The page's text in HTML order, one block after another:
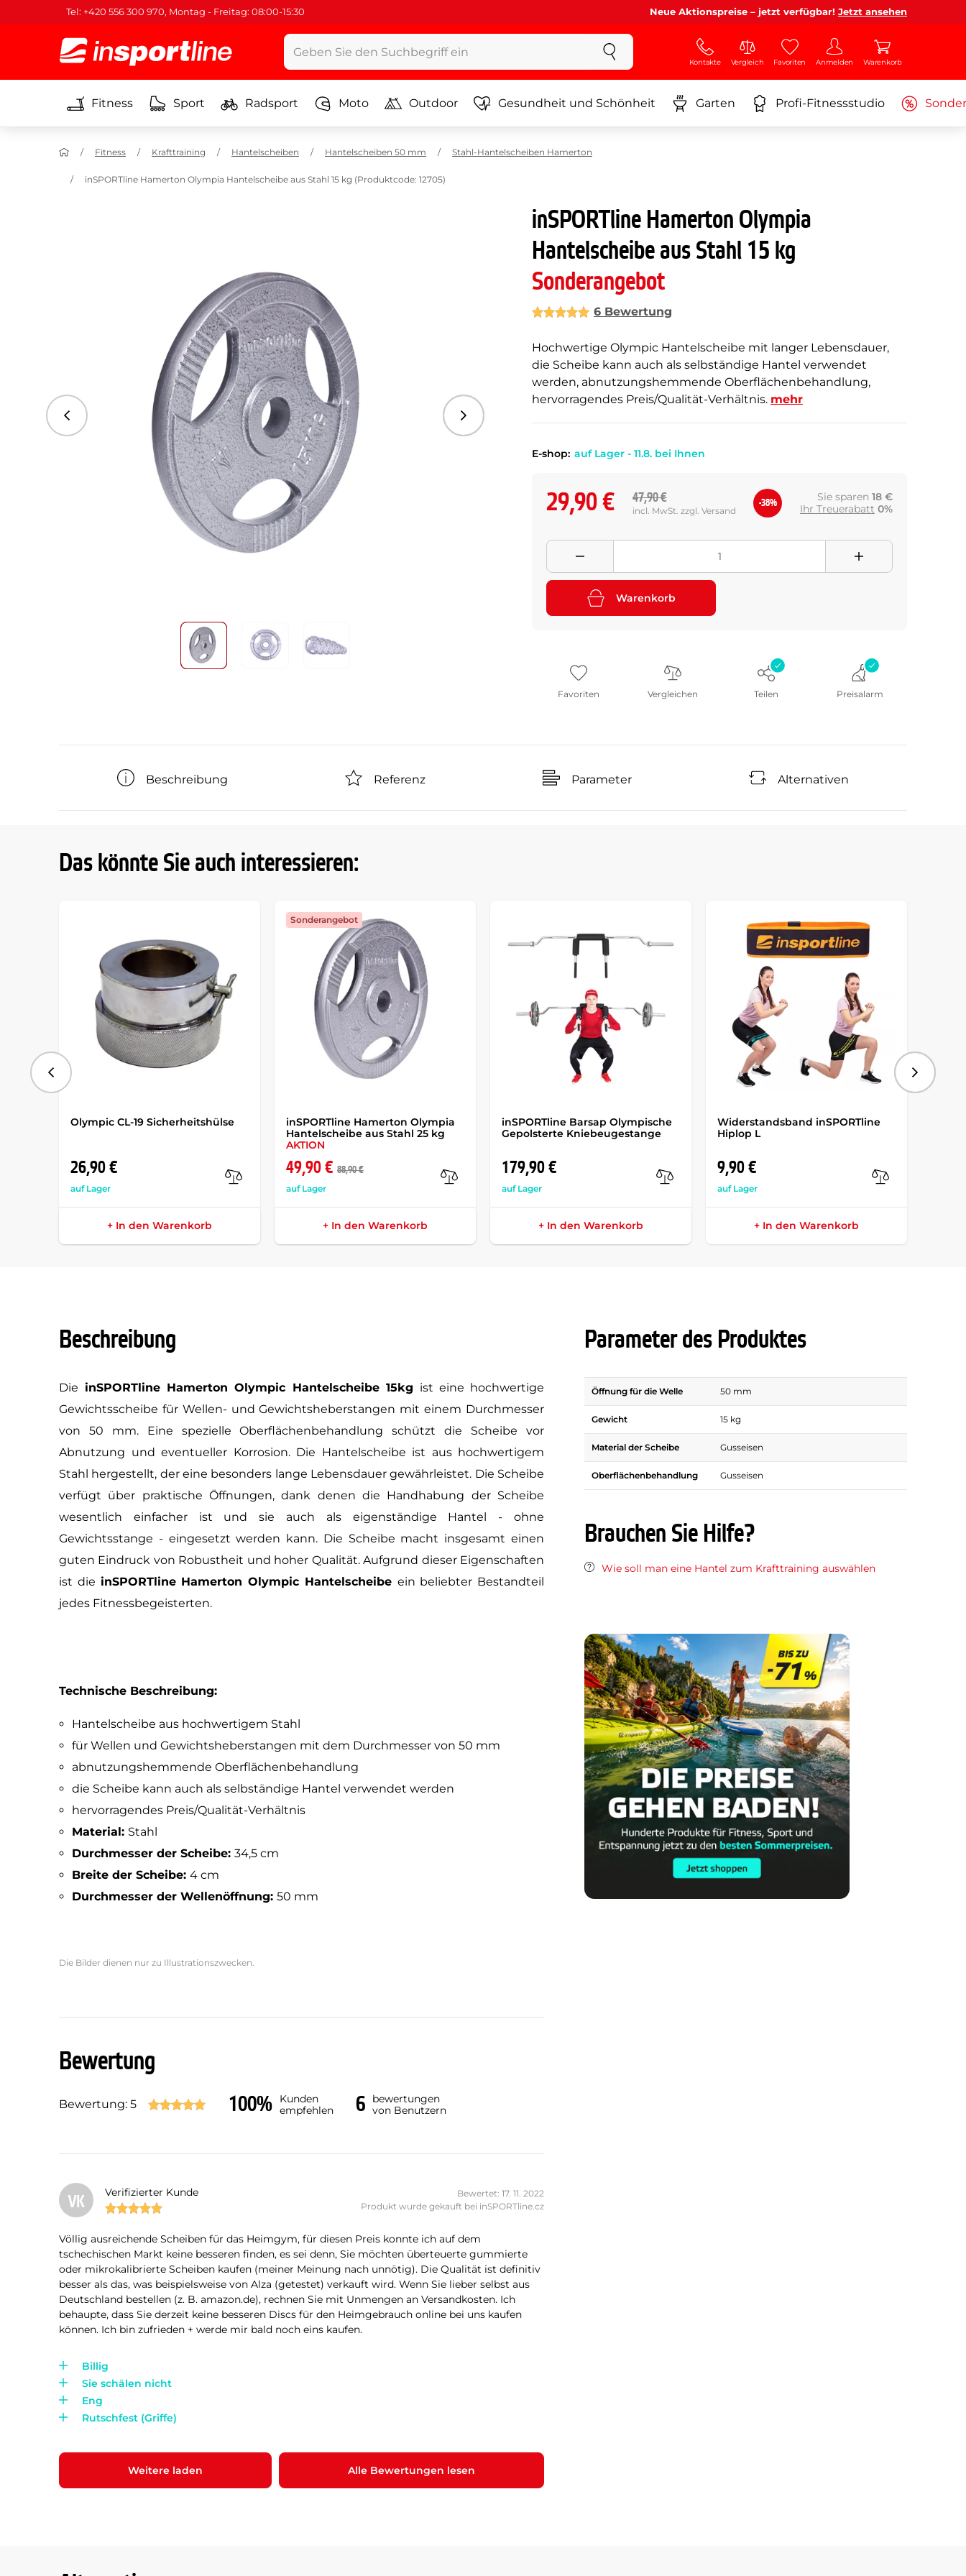
Tel: +420 556 300 970, Montag - Freitag: 08:00-15:30 Neue Aktionspreise – jetzt verfügbar! Jetzt ansehen
Kontakte Vergleich Favoriten Anmelden Warenkorb
Fitness Sport Radsport Moto Outdoor Gesundheit und Schönheit Garten Profi-Fitnessstudio
Fitness Krafttraining Hantelscheiben Hantelscheiben 50 mm Stahl-Hantelscheiben Hamerton
inSPORTline Hamerton Olympia Hantelscheibe aus Stahl 15 kg (Produktcode: 12705)
inSPORTline Hamerton Olympia
Hantelscheibe aus Stahl 15 kg
Sonderangebot
6 Bewertung
Hochwertige Olympic Hantelscheibe mit langer Lebensdauer,
die Scheibe kann auch als selbständige Hantel verwendet
werden, abnutzungshemmende Oberflächenbehandlung,
hervorragendes Preis/Qualität-Verhältnis. mehr
vorhergehend Folgend
E-shop: auf Lager - 11.8. bei Ihnen
29,90 € 47,90 €
incl. MwSt. zzgl. Versand
-38% Sie sparen 18 €
Ihr Treuerabatt 0%
Warenkorb
Favoriten Vergleichen Teilen Preisalarm
Beschreibung Referenz Parameter Alternativen
Das könnte Sie auch interessieren:
Olympic CL-19 Sicherheitshülse
26,90 €
auf Lager
+ In den Warenkorb
inSPORTline Hamerton Olympia
Hantelscheibe aus Stahl 25 kg
AKTION
49,90 € 88,90 €
auf Lager
Sonderangebot
+ In den Warenkorb
inSPORTline Barsap Olympische
Gepolsterte Kniebeugestange
179,90 €
auf Lager
+ In den Warenkorb
Widerstandsband inSPORTline
Hiplop L
9,90 €
auf Lager
+ In den Warenkorb
vorhergehend Folgend
Beschreibung
Die inSPORTline Hamerton Olympic Hantelscheibe 15kg ist eine hochwertige
Gewichtsscheibe für Wellen- und Gewichtsheberstangen mit einem Durchmesser
von 50 mm. Eine spezielle Oberflächenbehandlung schützt die Scheibe vor
Abnutzung und eventueller Korrosion. Die Hantelscheibe ist aus hochwertigem
Stahl hergestellt, der eine besonders lange Lebensdauer gewährleistet. Die Scheibe
verfügt über praktische Öffnungen, dank denen die Handhabung der Scheibe
wesentlich einfacher ist und sie auch als eigenständige Hantel - ohne
Gewichtsstange - eingesetzt werden kann. Die Scheibe macht insgesamt einen
guten Eindruck von Robustheit und hoher Qualität. Aufgrund dieser Eigenschaften
ist die inSPORTline Hamerton Olympic Hantelscheibe ein beliebter Bestandteil
jedes Fitnessbegeisterten.
Technische Beschreibung:
Hantelscheibe aus hochwertigem Stahl
für Wellen und Gewichtsheberstangen mit dem Durchmesser von 50 mm
abnutzungshemmende Oberflächenbehandlung
die Scheibe kann auch als selbständige Hantel verwendet werden
hervorragendes Preis/Qualität-Verhältnis
Material: Stahl
Durchmesser der Scheibe: 34,5 cm
Breite der Scheibe: 4 cm
Durchmesser der Wellenöffnung: 50 mm
Die Bilder dienen nur zu Illustrationszwecken.
Bewertung
Bewertung: 5 100%
Kunden
empfehlen
6
bewertungen
von Benutzern
VK Verifizierter Kunde
Bewertet: 17. 11. 2022
Produkt wurde gekauft bei inSPORTline.cz
Völlig ausreichende Scheiben für das Heimgym, für diesen Preis konnte ich auf dem
tschechischen Markt keine besseren finden, es sei denn, Sie möchten überteuerte gummierte
oder mikrokalibrierte Scheiben kaufen (meiner Meinung nach unnötig). Die Qualität ist definitiv
besser als das, was beispielsweise von Alza (getestet) verkauft wird. Wenn Sie lieber selbst aus
Deutschland bestellen (z. B. amazon.de), rechnen Sie mit Unmengen an Versandkosten. Ich
behaupte, dass Sie derzeit keine besseren Discs für den Heimgebrauch online bei uns kaufen
können. Ich bin zufrieden + werde mir bald noch eins kaufen.
Billig
Sie schälen nicht
Eng
Rutschfest (Griffe)
Weitere laden Alle Bewertungen lesen
Parameter des Produktes
Öffnung für die Welle 50 mm
Gewicht 15 kg
Material der Scheibe Gusseisen
Oberflächenbehandlung Gusseisen
Brauchen Sie Hilfe?
Wie soll man eine Hantel zum Krafttraining auswählen